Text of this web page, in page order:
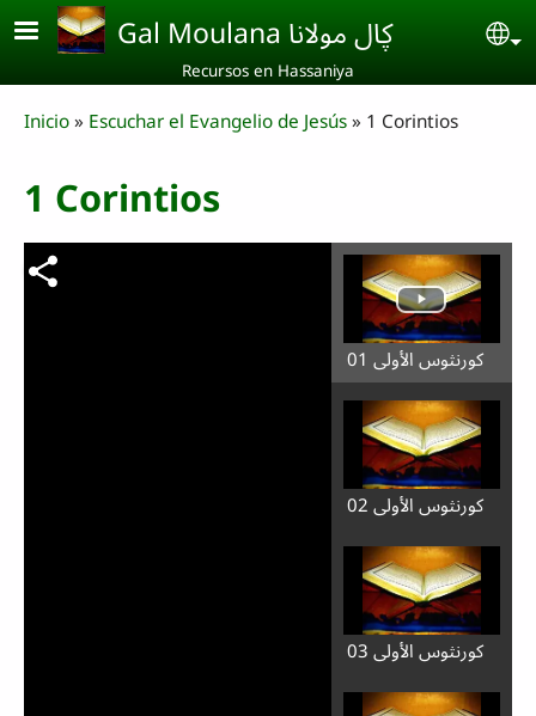
Skip to main content Gal Moulana ڮال مولانا
Recursos en Hassaniya
Breadcrumb
Inicio Escuchar el Evangelio de Jesús 1 Corintios
1 Corintios
كورنثوس الأولى 01
كورنثوس الأولى 02
كورنثوس الأولى 03